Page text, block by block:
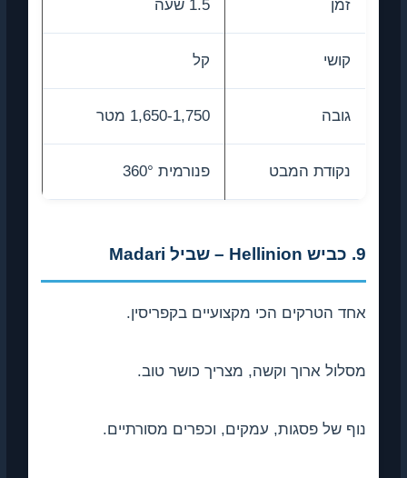
1,650-1,750 מטר
נקודת המבט פנורמית 360°
אחד הטרקים הכי מקצועיים בקפריסין.
מסלול ארוך וקשה, מצריך כושר טוב.
נוף של פסגות, עמקים, וכפרים מסורתיים.